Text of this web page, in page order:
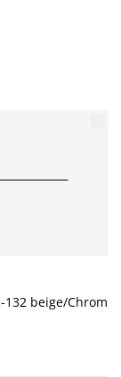
132 beige/Chrom